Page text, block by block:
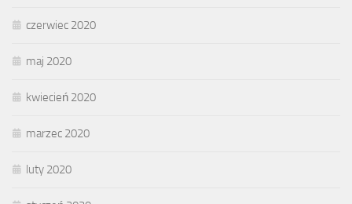
czerwiec 2020
maj 2020
kwiecień 2020
marzec 2020
luty 2020